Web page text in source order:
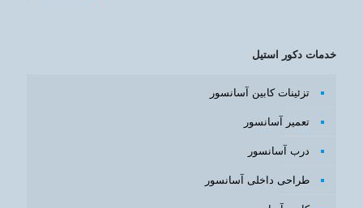
خدمات دکور استیل
تزئینات کابین آسانسور
تعمیر آسانسور
درب آسانسور
طراحی داخلی آسانسور